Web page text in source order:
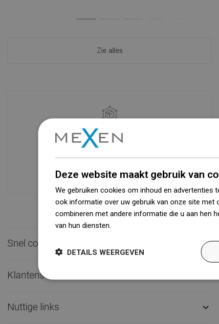
Zie alles
Beschikbaarheid van goederen
Een modern logistiek centrum met een
oppervlakte van 31.000 m² met meer
dan 1500.000 beschikbare producten!
Snel contact 
Klantenservice
Nuttige links 
Deze website maakt gebruik van
We gebruiken cookies om inhoud en advertenties
ook informatie over uw gebruik van onze site met
combineren met andere informatie die u aan hen
van hun diensten.
DETAILS WEERGEVEN